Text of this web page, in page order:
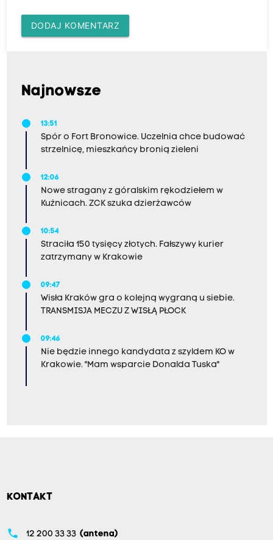
DODAJ KOMENTARZ
Najnowsze
13:51
Spór o Fort Bronowice. Uczelnia chce budować
strzelnicę, mieszkańcy bronią zieleni
12:06
Nowe stragany z góralskim rękodziełem w
Kuźnicach. ZCK szuka dzierżawców
10:54
Straciła 150 tysięcy złotych. Fałszywy kurier
zatrzymany w Krakowie
09:47
Wisła Kraków gra o kolejną wygraną u siebie.
TRANSMISJA MECZU Z WISŁĄ PŁOCK
09:46
Nie będzie innego kandydata z szyldem KO w
Krakowie. "Mam wsparcie Donalda Tuska"
KONTAKT
phone 12 200 33 33 (antena)